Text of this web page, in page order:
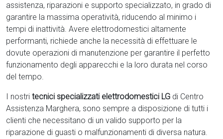
assistenza, riparazioni e supporto specializzato, in grado di
garantire la massima operatività, riducendo al minimo i
tempi di inattività. Avere elettrodomestici altamente
performanti, richiede anche la necessità di effettuare le
dovute operazioni di manutenzione per garantire il perfetto
funzionamento degli apparecchi e la loro durata nel corso
del tempo.
I nostri tecnici specializzati elettrodomestici LG di Centro
Assistenza Marghera, sono sempre a disposizione di tutti i
clienti che necessitano di un valido supporto per la
riparazione di guasti o malfunzionamenti di diversa natura.